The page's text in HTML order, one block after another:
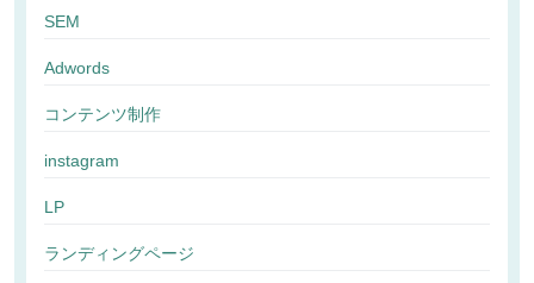
SEM
Adwords
コンテンツ制作
instagram
LP
ランディングページ